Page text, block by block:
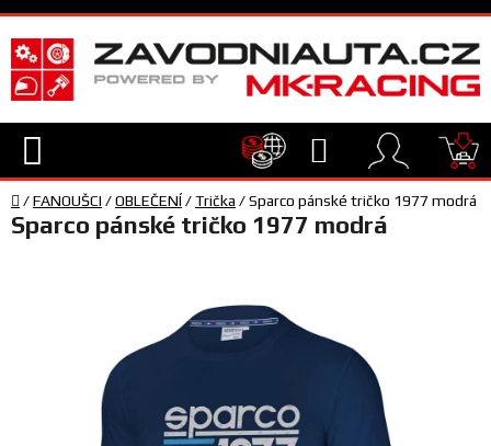
Přejít
na
obsah
Hledat
TECHNIKA
Domů
/FANOUŠCI /OBLEČENÍ/Trička /Sparco pánské tričko 1977 modrá
Sparco pánské tričko 1977 modrá